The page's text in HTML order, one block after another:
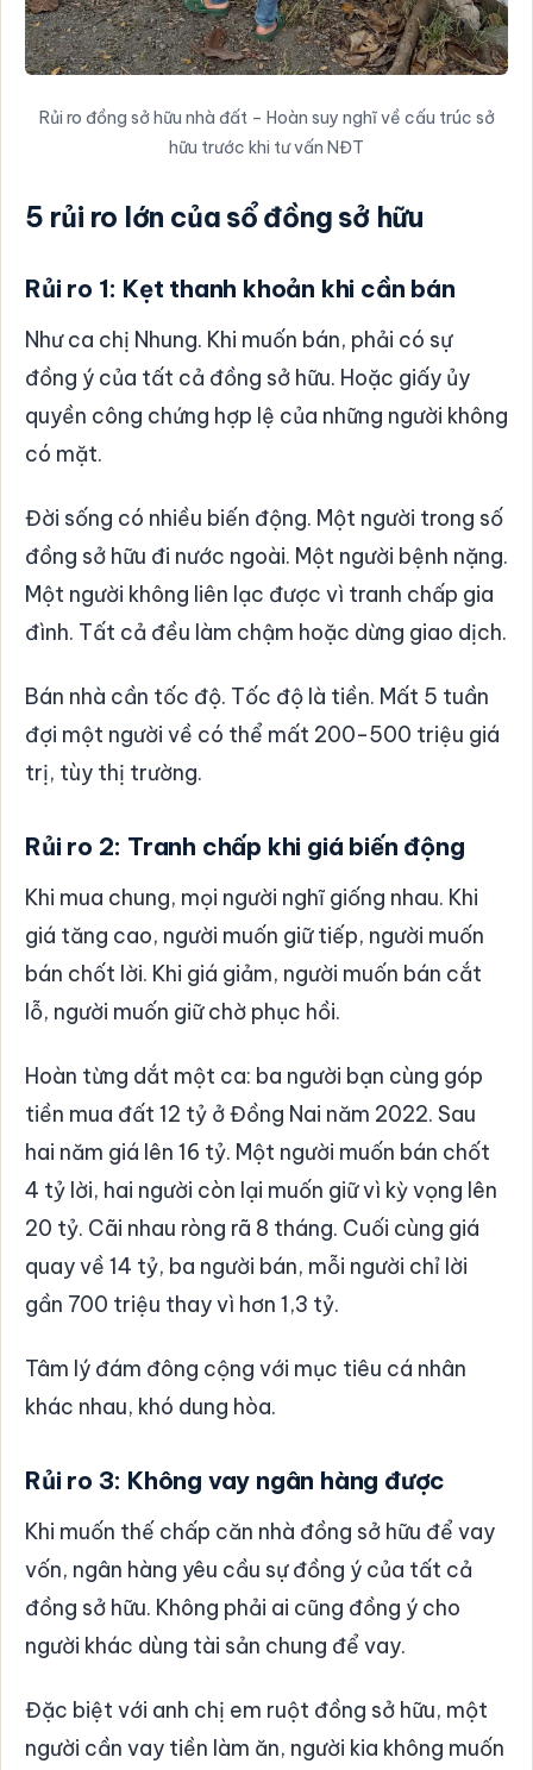
Rủi ro đồng sở hữu nhà đất – Hoàn suy nghĩ về cấu trúc sở
hữu trước khi tư vấn NĐT
5 rủi ro lớn của sổ đồng sở hữu
Rủi ro 1: Kẹt thanh khoản khi cần bán
Như ca chị Nhung. Khi muốn bán, phải có sự
đồng ý của tất cả đồng sở hữu. Hoặc giấy ủy
quyền công chứng hợp lệ của những người không
có mặt.
Đời sống có nhiều biến động. Một người trong số
đồng sở hữu đi nước ngoài. Một người bệnh nặng.
Một người không liên lạc được vì tranh chấp gia
đình. Tất cả đều làm chậm hoặc dừng giao dịch.
Bán nhà cần tốc độ. Tốc độ là tiền. Mất 5 tuần
đợi một người về có thể mất 200-500 triệu giá
trị, tùy thị trường.
Rủi ro 2: Tranh chấp khi giá biến động
Khi mua chung, mọi người nghĩ giống nhau. Khi
giá tăng cao, người muốn giữ tiếp, người muốn
bán chốt lời. Khi giá giảm, người muốn bán cắt
lỗ, người muốn giữ chờ phục hồi.
Hoàn từng dắt một ca: ba người bạn cùng góp
tiền mua đất 12 tỷ ở Đồng Nai năm 2022. Sau
hai năm giá lên 16 tỷ. Một người muốn bán chốt
4 tỷ lời, hai người còn lại muốn giữ vì kỳ vọng lên
20 tỷ. Cãi nhau ròng rã 8 tháng. Cuối cùng giá
quay về 14 tỷ, ba người bán, mỗi người chỉ lời
gần 700 triệu thay vì hơn 1,3 tỷ.
Tâm lý đám đông cộng với mục tiêu cá nhân
khác nhau, khó dung hòa.
Rủi ro 3: Không vay ngân hàng được
Khi muốn thế chấp căn nhà đồng sở hữu để vay
vốn, ngân hàng yêu cầu sự đồng ý của tất cả
đồng sở hữu. Không phải ai cũng đồng ý cho
người khác dùng tài sản chung để vay.
Đặc biệt với anh chị em ruột đồng sở hữu, một
người cần vay tiền làm ăn, người kia không muốn